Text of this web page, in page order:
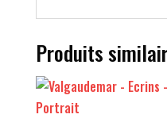
Produits